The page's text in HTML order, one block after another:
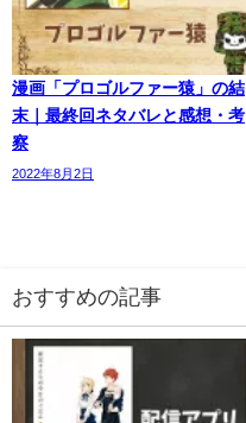
漫画「プロゴルファー猿」の結
末｜最終回ネタバレと感想・考
察
2022年8月2日
おすすめの記事